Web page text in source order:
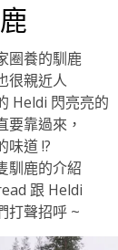
圈養的馴鹿
很親近人
Heldi 閃亮亮的
要靠過來，
味道 !?
馴鹿的介紹
跟 Heldi
打聲招呼 ~